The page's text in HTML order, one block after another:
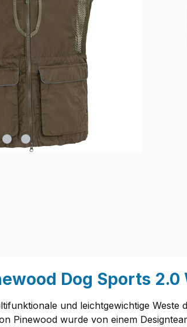
Dog Sports 2.0
und leichtgewichtige
Pinewood wurde von einem